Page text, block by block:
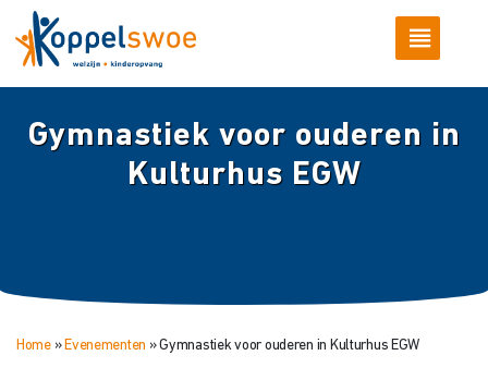
Gymnastiek voor ouderen in
Kulturhus EGW
Home» Evenementen »Gymnastiek voor ouderen in Kulturhus EGW